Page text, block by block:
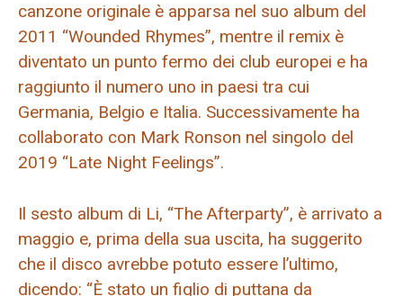
canzone originale è apparsa nel suo album del
2011 “Wounded Rhymes”, mentre il remix è
diventato un punto fermo dei club europei e ha
raggiunto il numero uno in paesi tra cui
Germania, Belgio e Italia. Successivamente ha
collaborato con Mark Ronson nel singolo del
2019 “Late Night Feelings”.
Il sesto album di Li, “The Afterparty”, è arrivato a
maggio e, prima della sua uscita, ha suggerito
che il disco avrebbe potuto essere l’ultimo,
dicendo: “È stato un figlio di puttana da